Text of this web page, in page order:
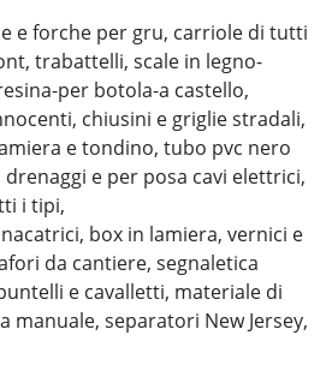
e forche per gru, carriole di tutti
trabattelli, scale in legno-
per botola-a castello,
chiusini e griglie stradali,
e tondino, tubo pvc nero
e per posa cavi elettrici,
i tipi,
box in lamiera, vernici e
da cantiere, segnaletica
e cavalletti, materiale di
manuale, separatori New Jersey,